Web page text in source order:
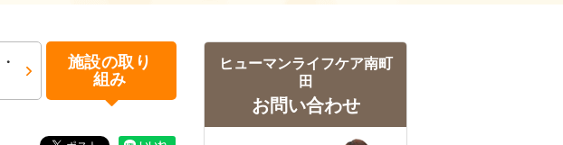
施設の取り
組み
ヒューマンライフケア南町
田
お問い合わせ